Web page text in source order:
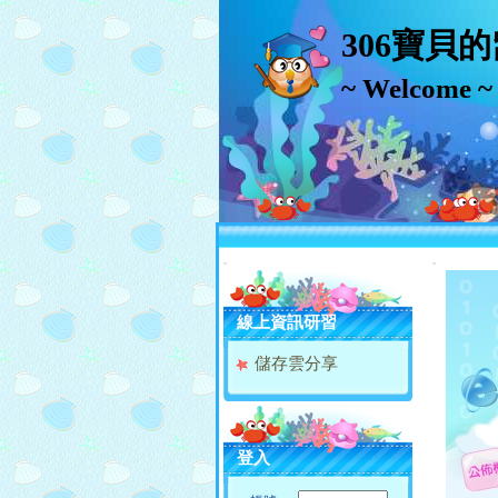
306寶貝
~ Welcome ~
:::
線上資訊研習
儲存雲分享
登入
:::